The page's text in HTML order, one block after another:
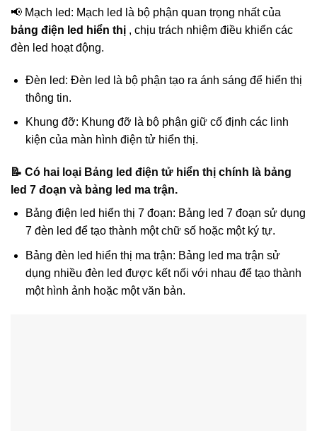
📢 Mạch led: Mạch led là bộ phận quan trọng nhất của
bảng điện led hiển thị , chịu trách nhiệm điều khiển các
đèn led hoạt động.
Đèn led: Đèn led là bộ phận tạo ra ánh sáng để hiển thị
thông tin.
Khung đỡ: Khung đỡ là bộ phận giữ cố định các linh
kiện của màn hình điện tử hiển thị.
📝 Có hai loại Bảng led điện tử hiển thị chính là bảng
led 7 đoạn và bảng led ma trận.
Bảng điện led hiển thị 7 đoạn: Bảng led 7 đoạn sử dụng
7 đèn led để tạo thành một chữ số hoặc một ký tự.
Bảng đèn led hiển thị ma trận: Bảng led ma trận sử
dụng nhiều đèn led được kết nối với nhau để tạo thành
một hình ảnh hoặc một văn bản.